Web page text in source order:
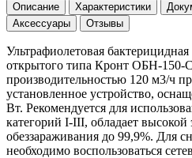
Описание Характеристики
Аксессуары
Отзывы
Ультрафиолетовая
открытого типа Кронт ОБН-150-
производительностью 120 м3/ч
установленное устройство,
Вт. Рекомендуется для
категорий I-III, обладает
обеззараживания до 99,9%. Для
необходимо воспользоваться